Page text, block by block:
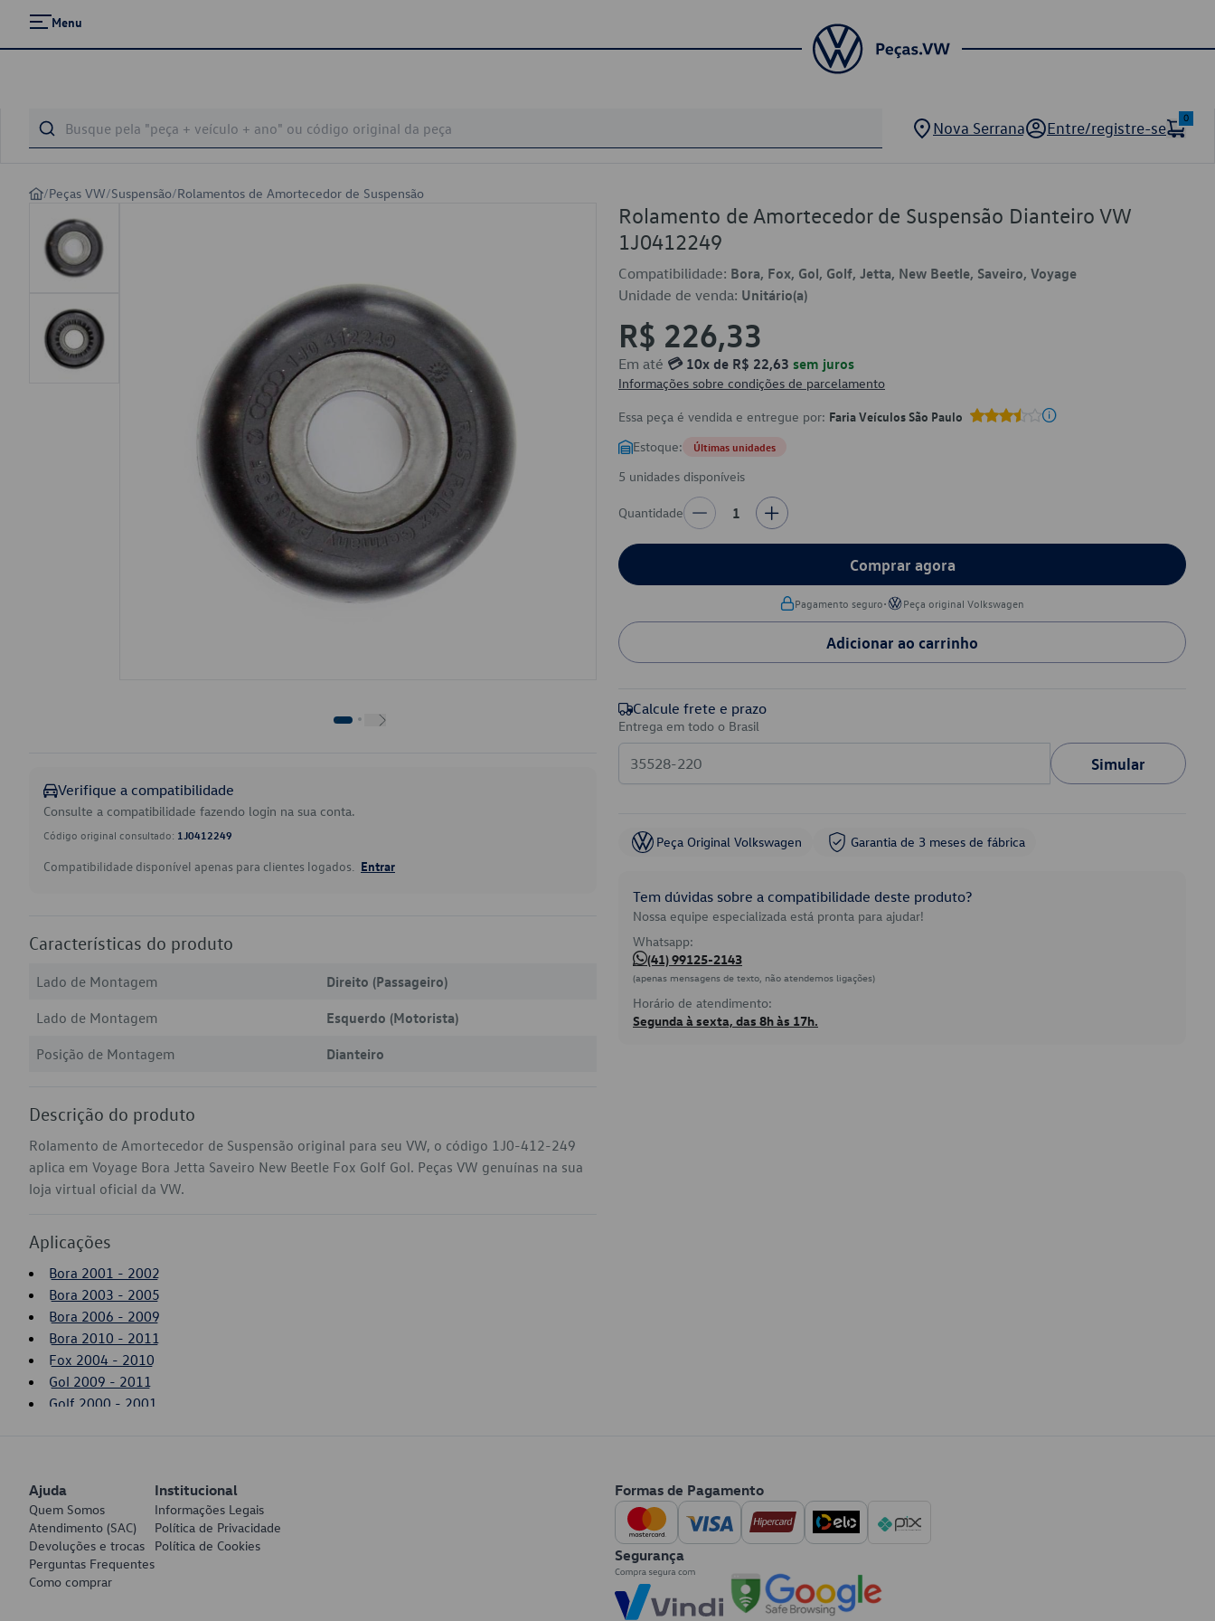
Menu
Nova Serrana Entre/registre-se
0
/Peças VW/Suspensão/Rolamentos de Amortecedor de Suspensão
Verifique a compatibilidade
Consulte a compatibilidade fazendo login na sua conta.
Código original consultado: 1J0412249
Compatibilidade disponível apenas para clientes logados. Entrar
Características do produto
Lado de Montagem
Direito (Passageiro)
Lado de Montagem
Esquerdo (Motorista)
Posição de Montagem
Dianteiro
Descrição do produto
Rolamento de Amortecedor de Suspensão original para seu VW, o código 1J0-412-249
aplica em Voyage Bora Jetta Saveiro New Beetle Fox Golf Gol. Peças VW genuínas na sua
loja virtual oficial da VW.
Aplicações
Bora 2001 - 2002
Bora 2003 - 2005
Bora 2006 - 2009
Bora 2010 - 2011
Fox 2004 - 2010
Gol 2009 - 2011
Golf 2000 - 2001
Jetta 2005 - 2007
New Beetle 2000 - 2005
New Beetle 2006 - 2010
Saveiro 2010 - 2011
Voyage 2009 - 2011
Rolamento de Amortecedor de Suspensão Dianteiro VW
1J0412249
Compatibilidade: Bora, Fox, Gol, Golf, Jetta, New Beetle, Saveiro, Voyage
Unidade de venda: Unitário(a)
R$ 226,33
Em até 💳 10x de R$ 22,63 sem juros
Informações sobre condições de parcelamento
Essa peça é vendida e entregue por: Faria Veículos São Paulo
Estoque: Últimas unidades
5 unidades disponíveis
Quantidade 1
Comprar agora
Pagamento seguro• Peça original Volkswagen
Adicionar ao carrinho
Calcule frete e prazo
Entrega em todo o Brasil
Simular
Peça Original Volkswagen Garantia de 3 meses de fábrica
Tem dúvidas sobre a compatibilidade deste produto?
Nossa equipe especializada está pronta para ajudar!
Whatsapp:
(41) 99125-2143
(apenas mensagens de texto, não atendemos ligações)
Horário de atendimento:
Segunda à sexta, das 8h às 17h.
Ajuda
Quem Somos
Atendimento (SAC)
Devoluções e trocas
Perguntas Frequentes
Como comprar
Institucional
Informações Legais
Política de Privacidade
Política de Cookies
Formas de Pagamento
Segurança